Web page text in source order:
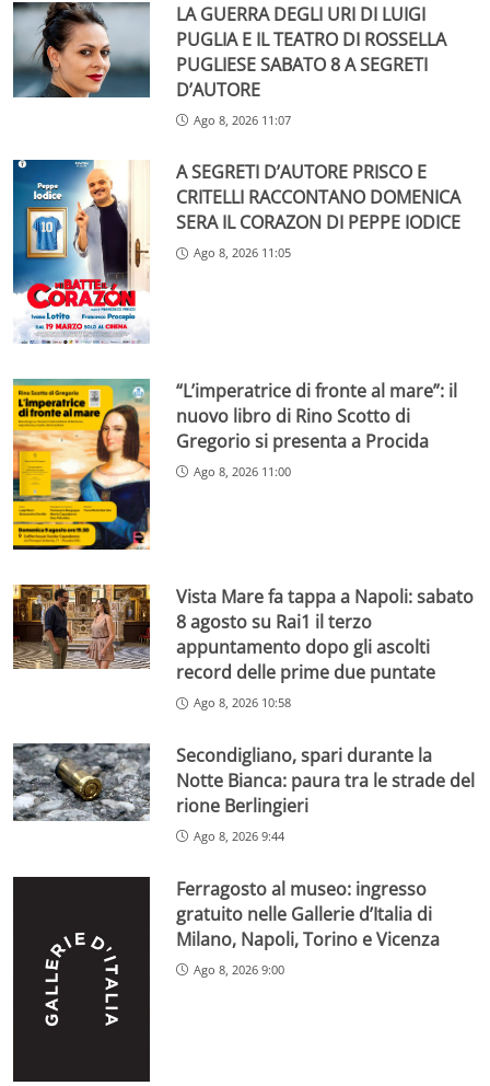
LA GUERRA DEGLI URI DI LUIGI
PUGLIA E IL TEATRO DI ROSSELLA
PUGLIESE SABATO 8 A SEGRETI
D’AUTORE
Ago 8, 2026 11:07
A SEGRETI D’AUTORE PRISCO E
CRITELLI RACCONTANO DOMENICA
SERA IL CORAZON DI PEPPE IODICE
Ago 8, 2026 11:05
“L’imperatrice di fronte al mare”: il
nuovo libro di Rino Scotto di
Gregorio si presenta a Procida
Ago 8, 2026 11:00
Vista Mare fa tappa a Napoli: sabato
8 agosto su Rai1 il terzo
appuntamento dopo gli ascolti
record delle prime due puntate
Ago 8, 2026 10:58
Secondigliano, spari durante la
Notte Bianca: paura tra le strade del
rione Berlingieri
Ago 8, 2026 9:44
Ferragosto al museo: ingresso
gratuito nelle Gallerie d’Italia di
Milano, Napoli, Torino e Vicenza
Ago 8, 2026 9:00